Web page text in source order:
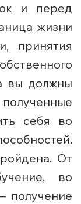
и перед
жизни
принятия
вы должны
себя во
От
во
получение